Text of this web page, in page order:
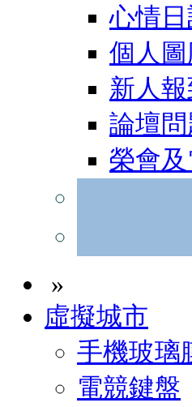
心情
個人
新人
論壇
榮會
»
虛擬城市
手機玻璃
電競鍵盤